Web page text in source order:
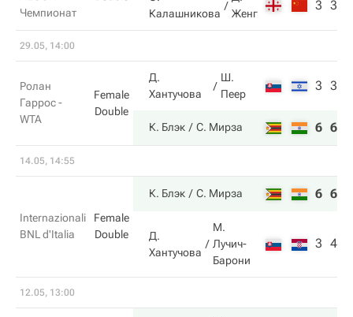
Чемпионат
Калашникова
Женг
3 3
29.05, 14:00
Ролан
Гаррос -
WTA
Female
Double
Д.
Хантучова
Ш.
Пеер
3 3
К. Блэк С. Мирза 6 6
14.05, 14:55
Internazionali
BNL d'Italia
Female
Double
К. Блэк С. Мирза 6 6
Д.
Хантучова
М.
Лучич-
Барони
3 4
12.05, 13:00